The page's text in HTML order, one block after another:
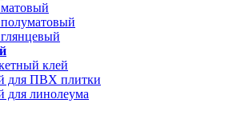
клей
для ПВХ плитки
для линолеума